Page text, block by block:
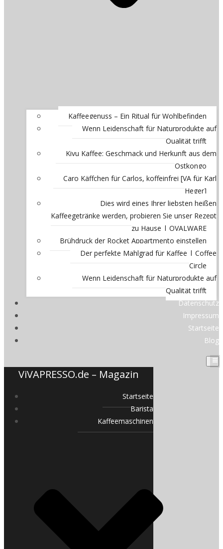
Kaffeegenuss – Ein Ritual für Wohlbefinden
Wenn Leidenschaft für Naturprodukte auf
Qualität trifft
Kivu Kaffee: Geschmack und Herkunft aus dem
Ostkongo
Caro Käffchen für Carlos, koffeinfrei [VA für Karl
Heger]
Dies wird eines Ihrer liebsten heißen
Kaffeegetränke werden, probieren Sie unser Rezept
zu Hause | OVALWARE
Brühdruck der Rocket Appartmento einstellen
Der perfekte Mahlgrad für Kaffee | Coffee
Circle
Wenn Leidenschaft für Naturprodukte auf
Qualität trifft
Datenschutz
Impressum
Startseite
Blog
ViVAPRESSO.de – Magazin
Startseite
Barista
Kaffeemaschinen